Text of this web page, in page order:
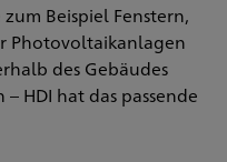
Beispiel Fenstern,
Photovoltaikanlagen
des Gebäudes
HDI hat das passende